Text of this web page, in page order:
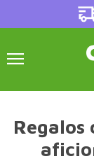
Regalos